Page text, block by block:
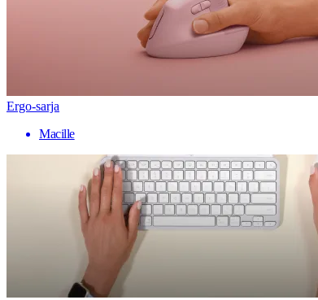
Ergo-sarja
Macille